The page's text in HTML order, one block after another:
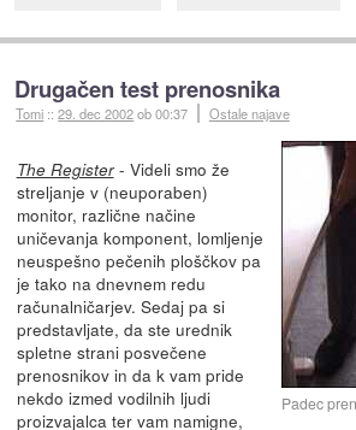
Drugačen test prenosnika
Tomi ::29. dec 2002ob 00:37 Ostale najave
Padec
The Register- Videli smo že
streljanje v (neuporaben)
monitor, različne načine
uničevanja komponent, lomljenje
neuspešno pečenih ploščkov pa
je tako na dnevnem redu
računalničarjev. Sedaj pa si
predstavljate, da ste urednik
spletne strani posvečene
prenosnikov in da k vam pride
nekdo izmed vodilnih ljudi
proizvajalca ter vam namigne,